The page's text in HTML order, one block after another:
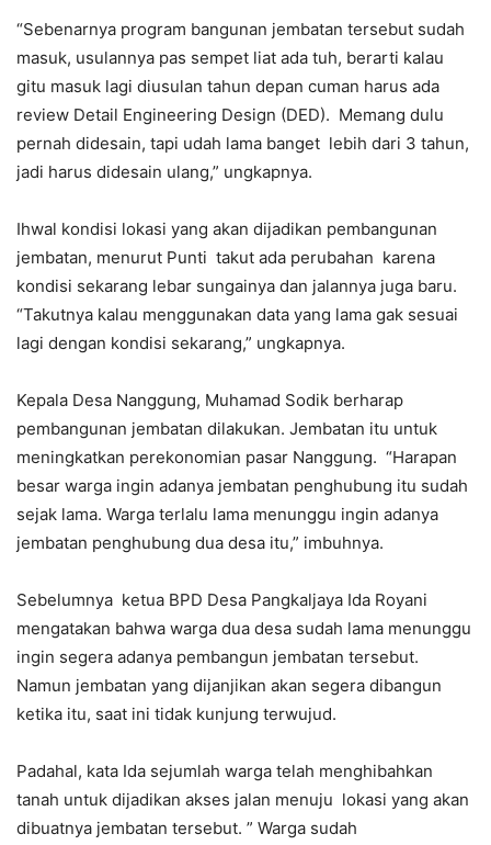
“Sebenarnya program bangunan jembatan tersebut sudah
masuk, usulannya pas sempet liat ada tuh, berarti kalau
gitu masuk lagi diusulan tahun depan cuman harus ada
review Detail Engineering Design (DED). Memang dulu
pernah didesain, tapi udah lama banget lebih dari 3 tahun,
jadi harus didesain ulang,” ungkapnya.
Ihwal kondisi lokasi yang akan dijadikan pembangunan
jembatan, menurut Punti takut ada perubahan karena
kondisi sekarang lebar sungainya dan jalannya juga baru.
“Takutnya kalau menggunakan data yang lama gak sesuai
lagi dengan kondisi sekarang,” ungkapnya.
Kepala Desa Nanggung, Muhamad Sodik berharap
pembangunan jembatan dilakukan. Jembatan itu untuk
meningkatkan perekonomian pasar Nanggung. “Harapan
besar warga ingin adanya jembatan penghubung itu sudah
sejak lama. Warga terlalu lama menunggu ingin adanya
jembatan penghubung dua desa itu,” imbuhnya.
Sebelumnya ketua BPD Desa Pangkaljaya Ida Royani
mengatakan bahwa warga dua desa sudah lama menunggu
ingin segera adanya pembangun jembatan tersebut.
Namun jembatan yang dijanjikan akan segera dibangun
ketika itu, saat ini tidak kunjung terwujud.
Padahal, kata Ida sejumlah warga telah menghibahkan
tanah untuk dijadikan akses jalan menuju lokasi yang akan
dibuatnya jembatan tersebut. ” Warga sudah